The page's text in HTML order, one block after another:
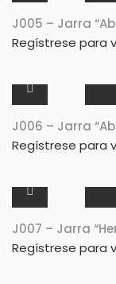
J005 – Jarra
Regístrese para
J006 – Jarra
Regístrese para
J007 – Jarra
Regístrese para